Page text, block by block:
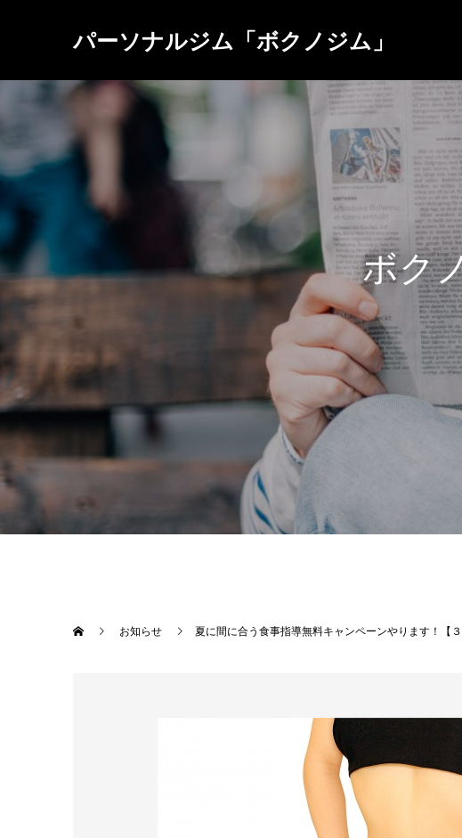
パーソナルジム「ボクノジム」
ボク
お知らせ 夏に間に合う食事指導無料キャンペーンやります！【